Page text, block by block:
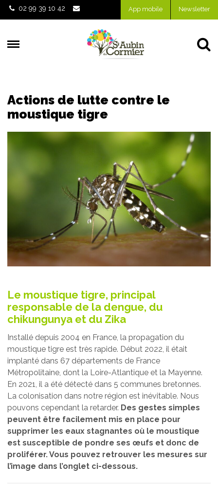
Gestion des traceurs
02 99 39 10 42 App mobile Newsletter
Actions de lutte contre le
moustique tigre
Le moustique tigre, principal
responsable de la dengue, du
chikungunya et du Zika
Installé depuis 2004 en France, la propagation du
moustique tigre est très rapide. Début 2022, il était
implanté dans 67 départements de France
Métropolitaine, dont la Loire-Atlantique et la Mayenne.
En 2021, il a été détecté dans 5 communes bretonnes.
La colonisation dans notre région est inévitable. Nous
pouvons cependant la retarder. Des gestes simples
peuvent être facilement mis en place pour
supprimer les eaux stagnantes où le moustique
est susceptible de pondre ses œufs et donc de
proliférer. Vous pouvez retrouver les mesures sur
l’image dans l’onglet ci-dessous.